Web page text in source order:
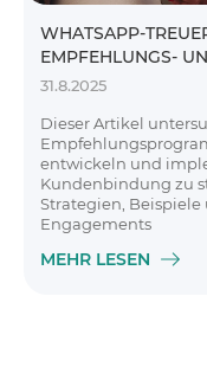
WHATSAPP-
EMPFEHLUNGS-
31.8.2025
Dieser Artikel
entwickeln und
Kundenbindung zu
Strategien,
Engagements
MEHR LESEN